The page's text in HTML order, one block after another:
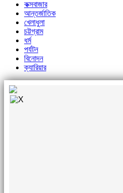
কক্সবাজার
আন্তর্জাতিক
খেলাধুলা
চট্টগ্রাম
ধর্ম
পর্যটন
বিনোদন
ক্যারিয়ার